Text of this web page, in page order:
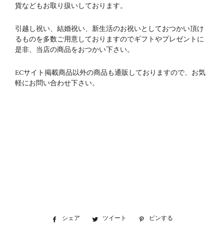
貨などもお取り扱いしております。
引越し祝い、結婚祝い、新生活のお祝いとしておつかい頂け
るものを多数ご用意しておりますのでギフトやプレゼントに
是非、当店の商品をおつかい下さい。
ECサイト掲載商品以外の商品も通販しておりますので、お気
軽にお問い合わせ下さい。
シェア
Facebookツイート
Twitter ピンする